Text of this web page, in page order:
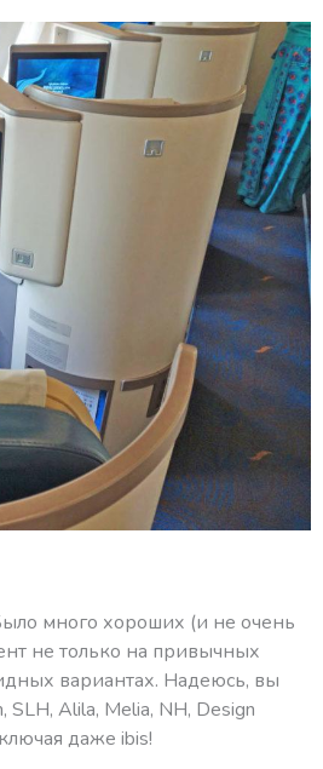
много хороших (и не очень
не только на привычных
вариантах. Надеюсь, вы
SLH, Alila, Melia, NH, Design
даже ibis!